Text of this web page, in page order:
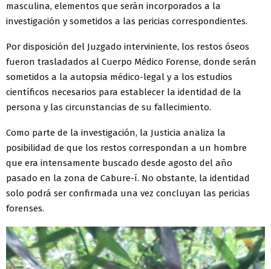
masculina, elementos que serán incorporados a la
investigación y sometidos a las pericias correspondientes.
Por disposición del Juzgado interviniente, los restos óseos
fueron trasladados al Cuerpo Médico Forense, donde serán
sometidos a la autopsia médico-legal y a los estudios
científicos necesarios para establecer la identidad de la
persona y las circunstancias de su fallecimiento.
Como parte de la investigación, la Justicia analiza la
posibilidad de que los restos correspondan a un hombre
que era intensamente buscado desde agosto del año
pasado en la zona de Cabure-í. No obstante, la identidad
solo podrá ser confirmada una vez concluyan las pericias
forenses.